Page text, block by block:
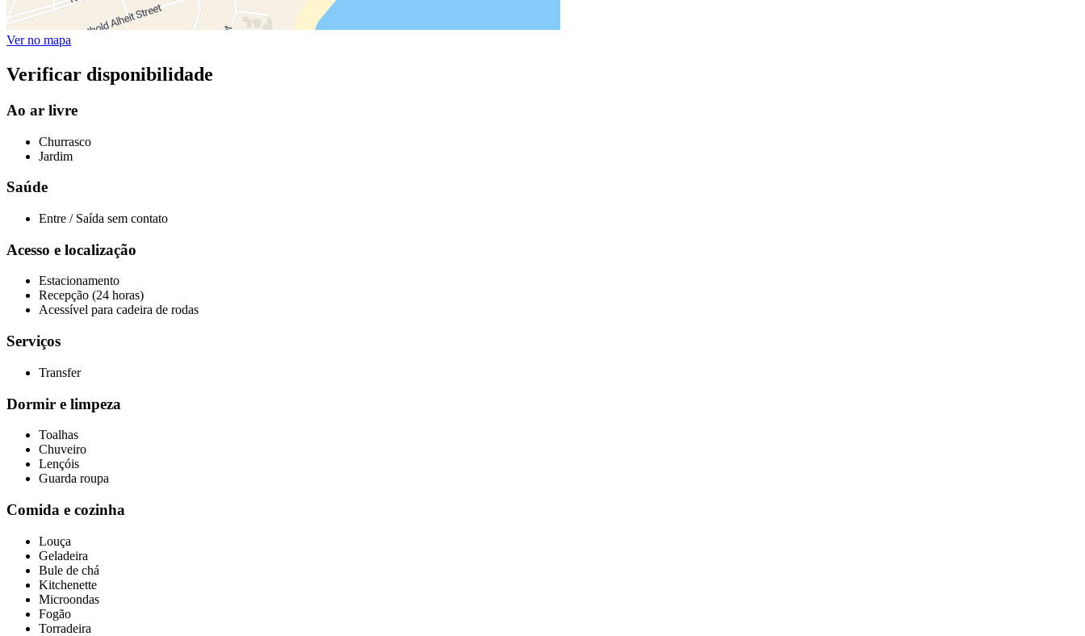
Ver no mapa
Verificar disponibilidade
Ao ar livre
Churrasco
Jardim
Saúde
Entre / Saída sem contato
Acesso e localização
Estacionamento
Recepção (24 horas)
Acessível para cadeira de rodas
Serviços
Transfer
Dormir e limpeza
Toalhas
Chuveiro
Lençóis
Guarda roupa
Comida e cozinha
Louça
Geladeira
Bule de chá
Kitchenette
Microondas
Fogão
Torradeira